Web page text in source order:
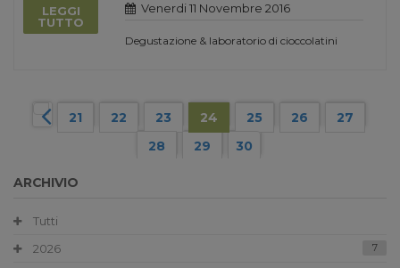
LEGGI
TUTTO
Venerdi 11 Novembre 2016
Degustazione & laboratorio di cioccolatini
21 22 23 24 25 26
27
28
29 30
ARCHIVIO
Tutti
2026
7